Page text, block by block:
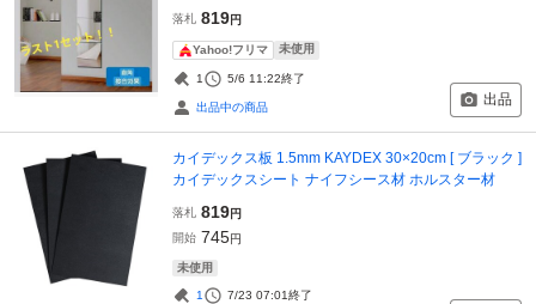
落札 819円
Yahoo!フリマ 未使用
1 5/6 11:22終了
出品中の商品 出品
カイデックス板 1.5mm KAYDEX 30×20cm [ ブラック ]
カイデックスシート ナイフシース材 ホルスター材
落札 819円
開始 745円
未使用
1 7/23 07:01終了